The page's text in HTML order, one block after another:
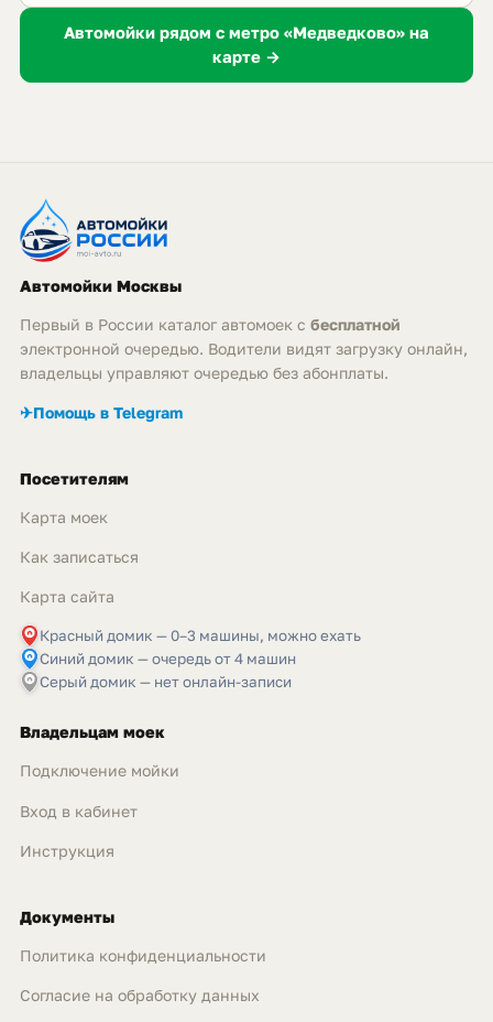
Автомойки рядом с метро «Медведково» на
карте →
Автомойки Москвы
Первый в России каталог автомоек с бесплатной
электронной очередью. Водители видят загрузку онлайн,
владельцы управляют очередью без абонплаты.
✈Помощь в Telegram
Посетителям
Карта моек
Как записаться
Карта сайта
Красный домик — 0–3 машины, можно ехать
Синий домик — очередь от 4 машин
Серый домик — нет онлайн-записи
Владельцам моек
Подключение мойки
Вход в кабинет
Инструкция
Документы
Политика конфиденциальности
Согласие на обработку данных